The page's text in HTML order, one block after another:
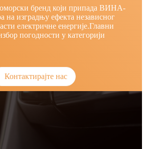
бренд који припада ВИНА-
на изградњу ефекта независног
електричне енергије.Главни
погодности у категорији
Контактирајте нас